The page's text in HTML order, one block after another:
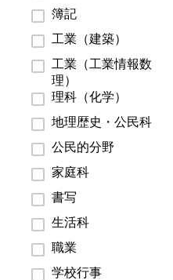
簿記
工業（建築）
工業（工業情報数
理）
理科（化学）
地理歴史・公民科
公民的分野
家庭科
書写
生活科
職業
学校行事